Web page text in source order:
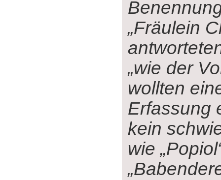
„Fräulein
„wie der
wollten
Erfassung
kein
wie